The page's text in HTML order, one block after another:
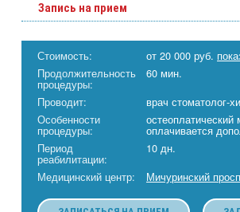
Запись на прием
Стоимость: от 20 000 руб.
Продолжительность
процедуры:
60 мин.
Проводит:
врач стоматолог-
Особенности
процедуры:
остеоплатический
оплачивается
Период
реабилитации:
10 дн.
Медицинский центр:
Мичуринский